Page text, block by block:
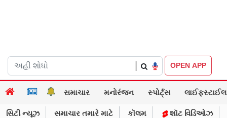
OPEN APP
સમાચાર મનોરંજન સ્પોર્ટ્સ લાઈફસ્ટાઈલ
સિટી ન્યૂઝ સમાચાર તમારે માટે કૉલમ શૉટ વિડિઓઝ